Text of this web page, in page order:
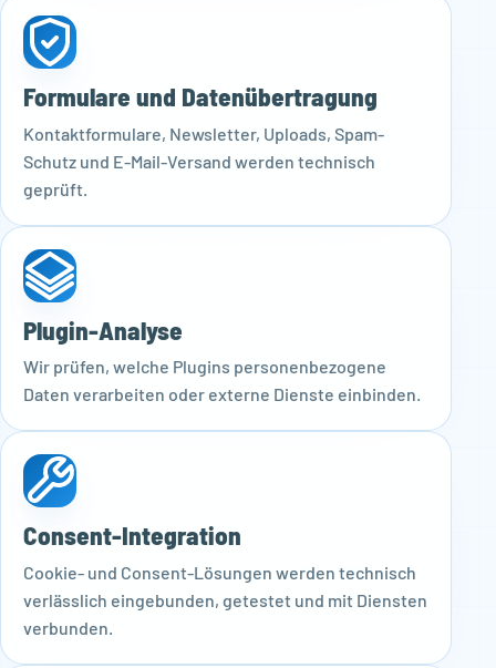
Formulare und Datenübertragung
Kontaktformulare, Newsletter, Uploads, Spam-
Schutz und E-Mail-Versand werden technisch
geprüft.
Plugin-Analyse
Wir prüfen, welche Plugins personenbezogene
Daten verarbeiten oder externe Dienste einbinden.
Consent-Integration
Cookie- und Consent-Lösungen werden technisch
verlässlich eingebunden, getestet und mit Diensten
verbunden.